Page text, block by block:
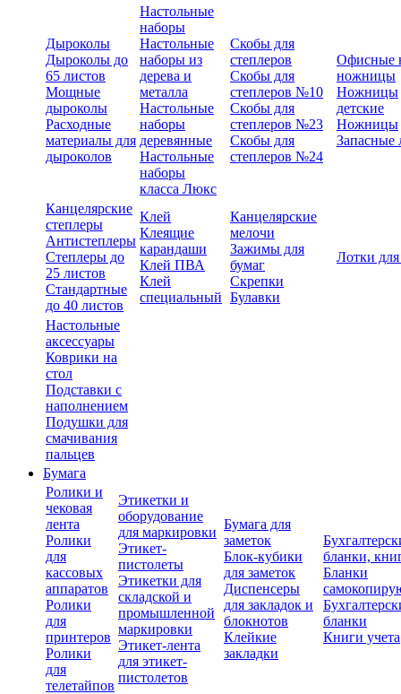
Дыроколы
Дыроколы до
65 листов
Мощные
дыроколы
Расходные
материалы для
дыроколов
Настольные
наборы
Настольные
наборы из
дерева и
металла
Настольные
наборы
деревянные
Настольные
наборы
класса Люкс
Скобы для
степлеров
Скобы для
степлеров №10
Скобы для
степлеров №23
Скобы для
степлеров №24
Офисные
ножницы
Ножницы
детские
Ножницы
Запасные
Канцелярские
степлеры
Антистеплеры
Степлеры до
25 листов
Стандартные
до 40 листов
Клей
Клеящие
карандаши
Клей ПВА
Клей
специальный
Канцелярские
мелочи
Зажимы для
бумаг
Скрепки
Булавки
Лотки
Настольные
аксессуары
Коврики на
стол
Подставки с
наполнением
Подушки для
смачивания
пальцев
Бумага
Ролики и
чековая
лента
Ролики
для
кассовых
аппаратов
Ролики
для
принтеров
Ролики
для
телетайпов
Этикетки и
оборудование
для маркировки
Этикет-
пистолеты
Этикетки для
складской и
промышленной
маркировки
Этикет-лента
для этикет-
пистолетов
Бумага для
заметок
Блок-кубики
для заметок
Диспенсеры
для закладок и
блокнотов
Клейкие
закладки
бланки,
Бланки
бланки
Книги учета